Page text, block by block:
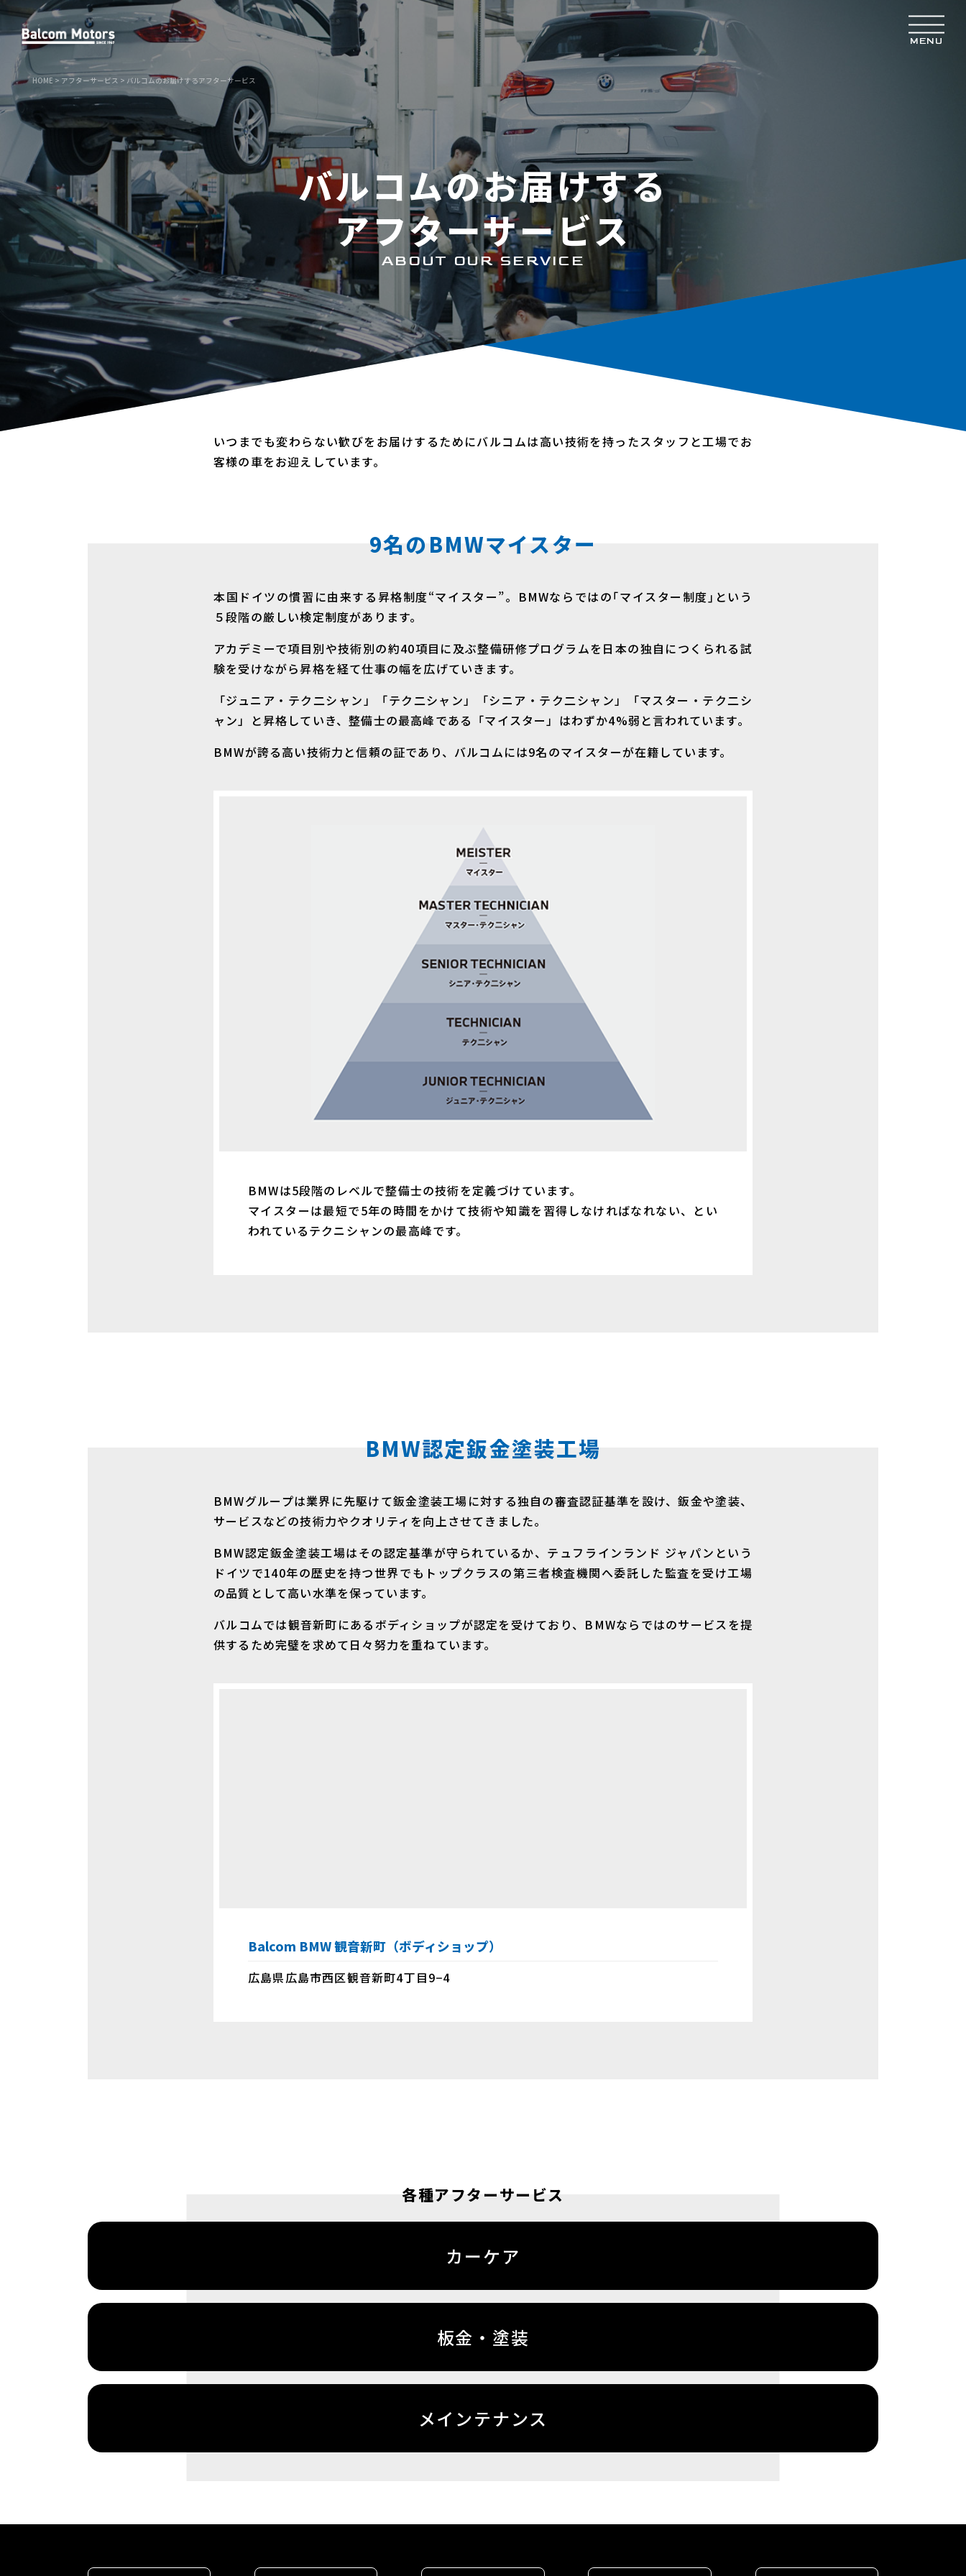
MENU
HOME > アフターサービス > バルコムのお届けするアフターサービス
バルコムのお届けする
アフターサービス
ABOUT OUR SERVICE
いつまでも変わらない歓びをお届けするためにバルコムは高い技術を持ったスタッフと工場でお
客様の車をお迎えしています。
9名のBMWマイスター
本国ドイツの慣習に由来する昇格制度“マイスター”。BMWならではの｢マイスター制度｣という
５段階の厳しい検定制度があります。
アカデミーで項目別や技術別の約40項目に及ぶ整備研修プログラムを日本の独自につくられる試
験を受けながら昇格を経て仕事の幅を広げていきます。
「ジュニア・テク二シャン」「テク二シャン」「シニア・テク二シャン」「マスター・テク二シ
ャン」と昇格していき、整備士の最高峰である「マイスター」はわずか4%弱と言われています。
BMWが誇る高い技術力と信頼の証であり、バルコムには9名のマイスターが在籍しています。
BMWは5段階のレベルで整備士の技術を定義づけています。
マイスターは最短で5年の時間をかけて技術や知識を習得しなければなれない、とい
われているテクニシャンの最高峰です。
BMW認定鈑金塗装工場
BMWグループは業界に先駆けて鈑金塗装工場に対する独自の審査認証基準を設け、鈑金や塗装、
サービスなどの技術力やクオリティを向上させてきました。
BMW認定鈑金塗装工場はその認定基準が守られているか、テュフラインランド ジャパンという
ドイツで140年の歴史を持つ世界でもトップクラスの第三者検査機関へ委託した監査を受け工場
の品質として高い水準を保っています。
バルコムでは観音新町にあるボディショップが認定を受けており、BMWならではのサービスを提
供するため完璧を求めて日々努力を重ねています。
Balcom BMW 観音新町（ボディショップ）
広島県広島市西区観音新町4丁目9−4
各種アフターサービス
カーケア
板金・塗装
メインテナンス